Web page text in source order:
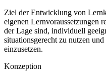
Ziel der Entwicklung von
eigenen Lernvoraussetzungen
der Lage sind, individuell
situationsgerecht zu nutzen
einzusetzen.
Konzeption